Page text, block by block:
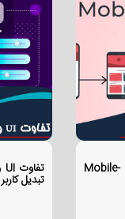
تبدیل کاربر
اصول طراحی سایت برای موبایل چرا Mobile-